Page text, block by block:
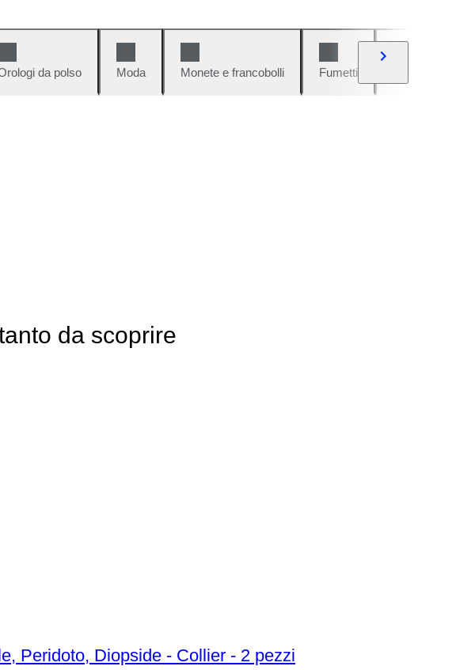
da polso Moda Monete e francobolli Fumetti
da scoprire
Peridoto, Diopside - Collier - 2 pezzi